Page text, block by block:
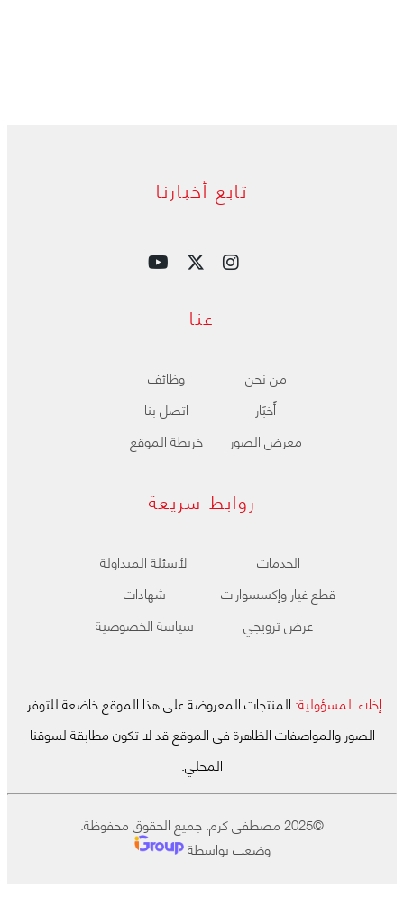
تابع أخبارنا
عنا
من نحن
ﺃَﺧﺒَﺎﺭ
معرض الصور
وظائف
اتصل بنا
خريطة الموقع
روابط سريعة
الخدمات
قطع غيار وإكسسوارات
عرض ترويجي
الأسئلة المتداولة
شهادات
سياسة الخصوصية
إخلاء المسؤولية:المنتجات المعروضة على هذا الموقع خاضعة للتوفر.
الصور والمواصفات الظاهرة في الموقع قد لا تكون مطابقة لسوقنا
المحلي.
©2025 مصطفى كرم. جميع الحقوق محفوظة.
وضعت بواسطة